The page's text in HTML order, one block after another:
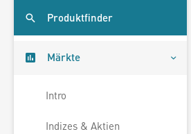
Produktfinder
Märkte
Intro
Indizes & Aktien